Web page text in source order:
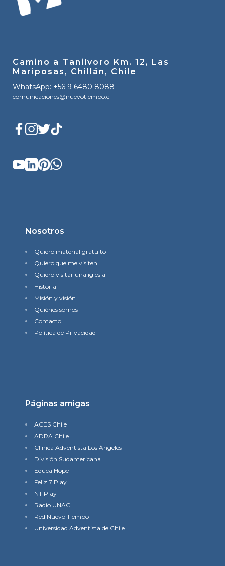
Camino a Tanilvoro Km. 12, Las
Mariposas, Chillán, Chile
WhatsApp: +56 9 6480 8088
comunicaciones@nuevotiempo.cl
Nosotros
Quiero material gratuito
Quiero que me visiten
Quiero visitar una iglesia
Historia
Misión y visión
Quiénes somos
Contacto
Política de Privacidad
Páginas amigas
ACES Chile
ADRA Chile
Clínica Adventista Los Ángeles
División Sudamericana
Educa Hope
Feliz 7 Play
NT Play
Radio UNACH
Red Nuevo TIempo
Universidad Adventista de Chile